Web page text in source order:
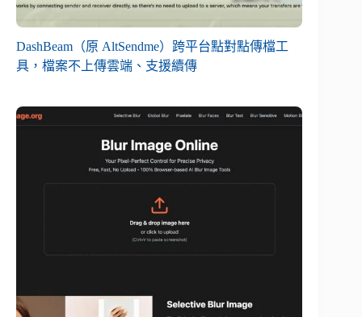
DashBeam（原 AltSendme）跨平台點對點傳檔工
具，檔案不上傳雲端、支援續傳